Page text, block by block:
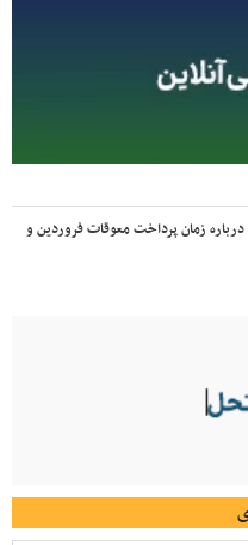
زمان پرداخت معوقات فروردین و